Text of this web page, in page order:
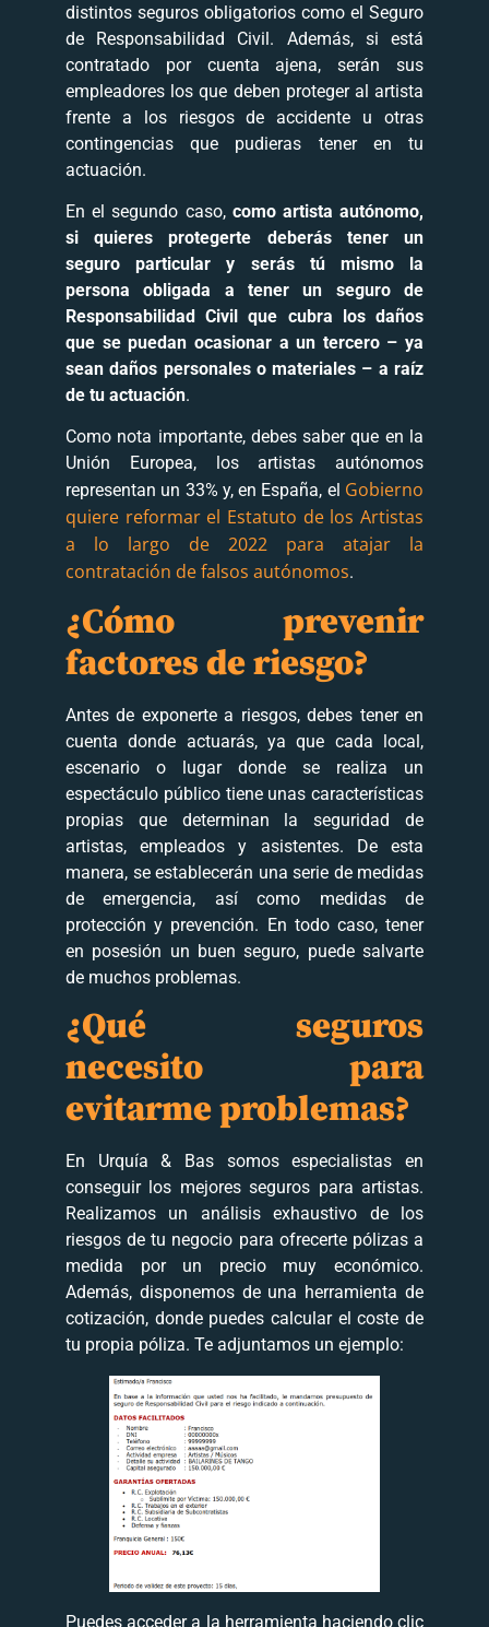
distintos seguros obligatorios como el Seguro
de Responsabilidad Civil. Además, si está
contratado por cuenta ajena, serán sus
empleadores los que deben proteger al artista
frente a los riesgos de accidente u otras
contingencias que pudieras tener en tu
actuación.
En el segundo caso, como artista autónomo,
si quieres protegerte deberás tener un
seguro particular y serás tú mismo la
persona obligada a tener un seguro de
Responsabilidad Civil que cubra los daños
que se puedan ocasionar a un tercero – ya
sean daños personales o materiales – a raíz
de tu actuación.
Como nota importante, debes saber que en la
Unión Europea, los artistas autónomos
representan un 33% y, en España, el Gobierno
quiere reformar el Estatuto de los Artistas
a lo largo de 2022 para atajar la
contratación de falsos autónomos.
¿Cómo prevenir
factores de riesgo?
Antes de exponerte a riesgos, debes tener en
cuenta donde actuarás, ya que cada local,
escenario o lugar donde se realiza un
espectáculo público tiene unas características
propias que determinan la seguridad de
artistas, empleados y asistentes. De esta
manera, se establecerán una serie de medidas
de emergencia, así como medidas de
protección y prevención. En todo caso, tener
en posesión un buen seguro, puede salvarte
de muchos problemas.
¿Qué seguros
necesito para
evitarme problemas?
En Urquía & Bas somos especialistas en
conseguir los mejores seguros para artistas.
Realizamos un análisis exhaustivo de los
riesgos de tu negocio para ofrecerte pólizas a
medida por un precio muy económico.
Además, disponemos de una herramienta de
cotización, donde puedes calcular el coste de
tu propia póliza. Te adjuntamos un ejemplo:
Puedes acceder a la herramienta haciendo clic